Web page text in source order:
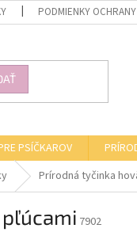
PODMIENKY OCHRANY
PSÍČKAROV
Prírodná tyčinka
7902